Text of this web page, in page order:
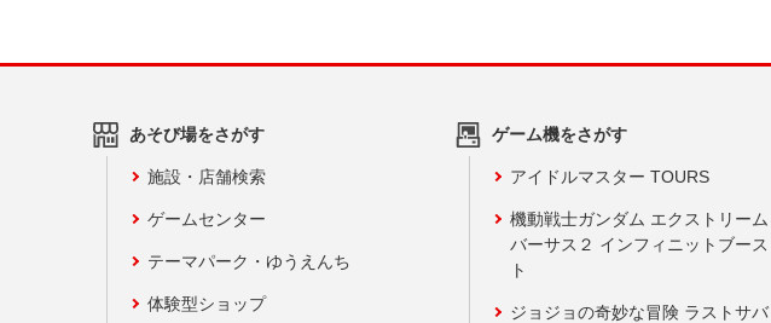
あそび場をさがす
施設・店舗検索
ゲームセンター
テーマパーク・ゆうえんち
体験型ショップ
ゲーム機をさがす
アイドルマスター TOURS
機動戦士ガンダム エクストリーム
バーサス２ インフィニットブース
ト
ジョジョの奇妙な冒険 ラストサバ